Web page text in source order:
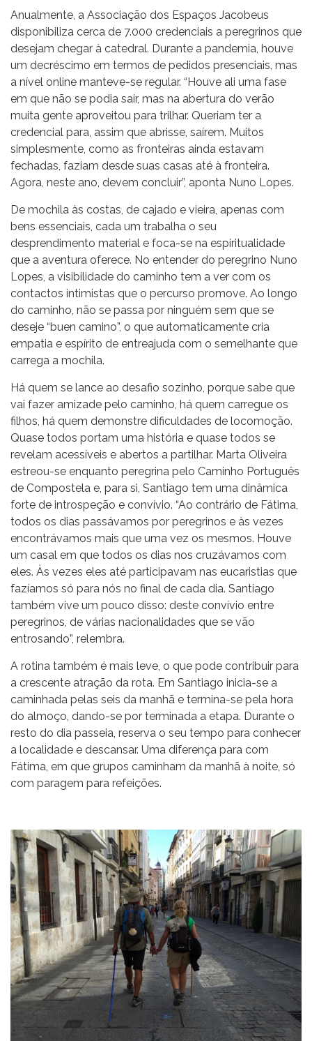
Anualmente, a Associação dos Espaços Jacobeus
disponibiliza cerca de 7.000 credenciais a peregrinos que
desejam chegar à catedral. Durante a pandemia, houve
um decréscimo em termos de pedidos presenciais, mas
a nível online manteve-se regular. “Houve ali uma fase
em que não se podia sair, mas na abertura do verão
muita gente aproveitou para trilhar. Queriam ter a
credencial para, assim que abrisse, saírem. Muitos
simplesmente, como as fronteiras ainda estavam
fechadas, faziam desde suas casas até à fronteira.
Agora, neste ano, devem concluir”, aponta Nuno Lopes.
De mochila às costas, de cajado e vieira, apenas com
bens essenciais, cada um trabalha o seu
desprendimento material e foca-se na espiritualidade
que a aventura oferece. No entender do peregrino Nuno
Lopes, a visibilidade do caminho tem a ver com os
contactos intimistas que o percurso promove. Ao longo
do caminho, não se passa por ninguém sem que se
deseje “buen camino”, o que automaticamente cria
empatia e espírito de entreajuda com o semelhante que
carrega a mochila.
Há quem se lance ao desafio sozinho, porque sabe que
vai fazer amizade pelo caminho, há quem carregue os
filhos, há quem demonstre dificuldades de locomoção.
Quase todos portam uma história e quase todos se
revelam acessíveis e abertos a partilhar. Marta Oliveira
estreou-se enquanto peregrina pelo Caminho Português
de Compostela e, para si, Santiago tem uma dinâmica
forte de introspeção e convívio. “Ao contrário de Fátima,
todos os dias passávamos por peregrinos e às vezes
encontrávamos mais que uma vez os mesmos. Houve
um casal em que todos os dias nos cruzávamos com
eles. Às vezes eles até participavam nas eucaristias que
fazíamos só para nós no final de cada dia. Santiago
também vive um pouco disso: deste convívio entre
peregrinos, de várias nacionalidades que se vão
entrosando”, relembra.
A rotina também é mais leve, o que pode contribuir para
a crescente atração da rota. Em Santiago inicia-se a
caminhada pelas seis da manhã e termina-se pela hora
do almoço, dando-se por terminada a etapa. Durante o
resto do dia passeia, reserva o seu tempo para conhecer
a localidade e descansar. Uma diferença para com
Fátima, em que grupos caminham da manhã à noite, só
com paragem para refeições.